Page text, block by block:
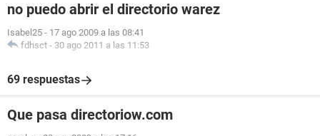
no puedo abrir el directorio warez
Isabel25 - 17 ago 2009 a las 08:41
fdhsct - 30 ago 2011 a las 11:53
69 respuestas
Que pasa directoriow.com